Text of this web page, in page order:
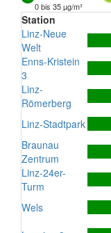
0 bis 35 µg/m³
Station
Linz-Neue
Welt
Enns-Kristein
3
Linz-
Römerberg
Linz-Stadtpark
Braunau
Zentrum
Linz-24er-
Turm
Wels